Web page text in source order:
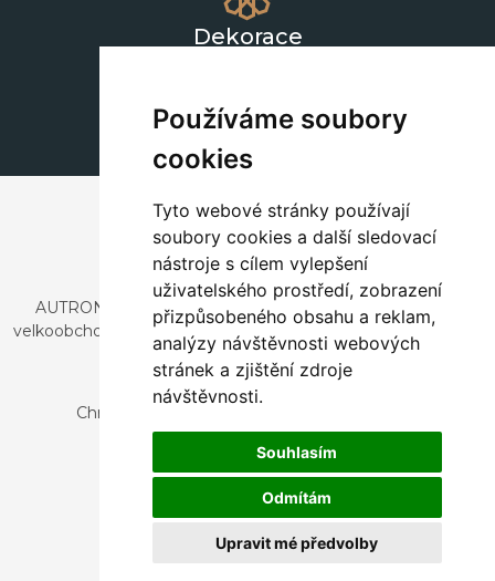
Používáme soubory
cookies
Tyto webové stránky používají
soubory cookies a další sledovací
nástroje s cílem vylepšení
uživatelského prostředí, zobrazení
přizpůsobeného obsahu a reklam,
analýzy návštěvnosti webových
stránek a zjištění zdroje
návštěvnosti.
Souhlasím
Odmítám
Upravit mé předvolby
Dekorace
AUTRONIC, s.r.o. je společnost zabývající se dovozem a
velkoobchodním prodejem designového i stylového nábytku
a dekorací.
Česká republika
Chrustenice 270, 267 12 Loděnice u Berouna
Slovensko
Nová 366, 032 02 Závažná Poruba